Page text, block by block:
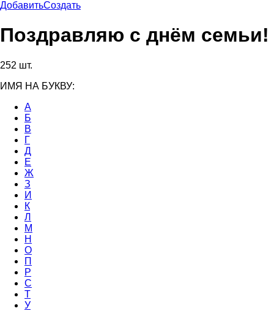
ДобавитьСоздать
Поздравляю с днём семьи!
252 шт.
ИМЯ НА БУКВУ:
А
Б
В
Г
Д
Е
Ж
З
И
К
Л
М
Н
О
П
Р
С
Т
У